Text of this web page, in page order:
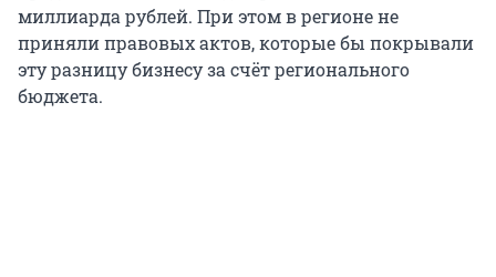
миллиарда рублей. При этом в регионе не
приняли правовых актов, которые бы покрывали
эту разницу бизнесу за счёт регионального
бюджета.